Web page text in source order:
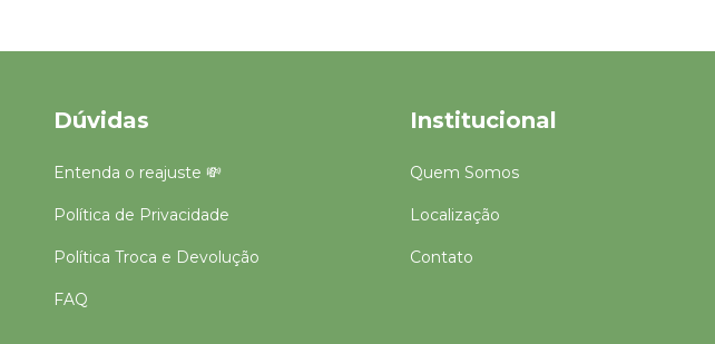
Dúvidas
Entenda o reajuste 💸
Política de Privacidade
Política Troca e Devolução
FAQ
Institucional
Quem Somos
Localização
Contato